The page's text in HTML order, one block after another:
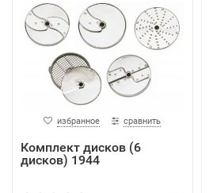
избранное сравнить
Комплект дисков (6
дисков) 1944